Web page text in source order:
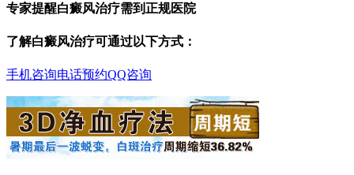
专家提醒白癜风治疗需到正规医院
了解白癜风治疗可通过以下方式：
手机咨询电话预约QQ咨询